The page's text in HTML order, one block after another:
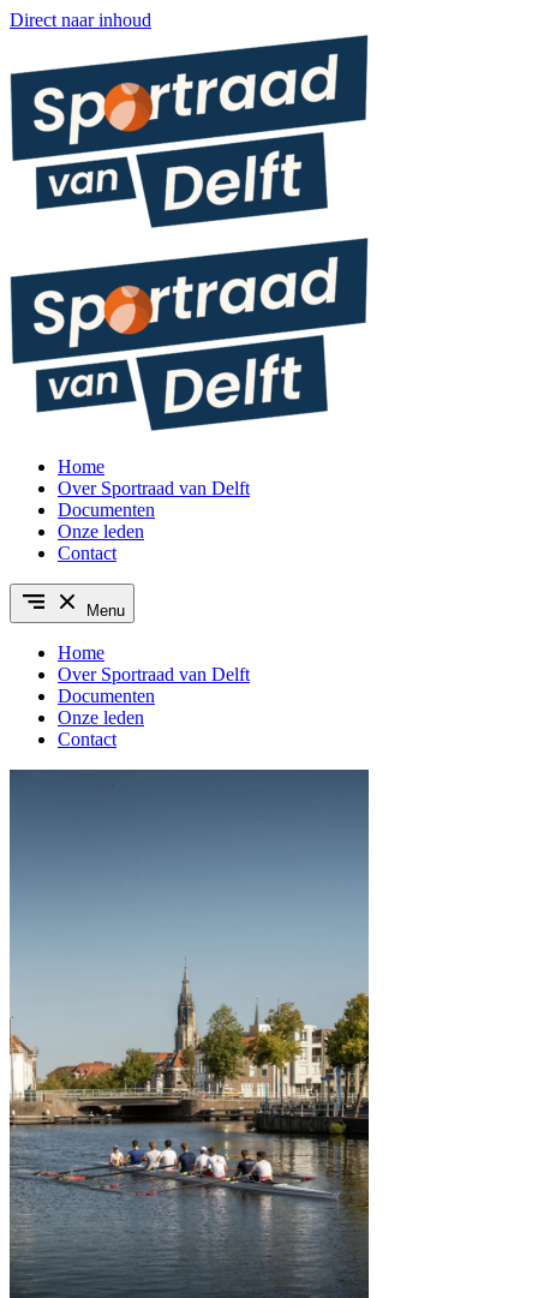
Direct naar inhoud
Home
Over Sportraad van Delft
Documenten
Onze leden
Contact
Menu
Home
Over Sportraad van Delft
Documenten
Onze leden
Contact